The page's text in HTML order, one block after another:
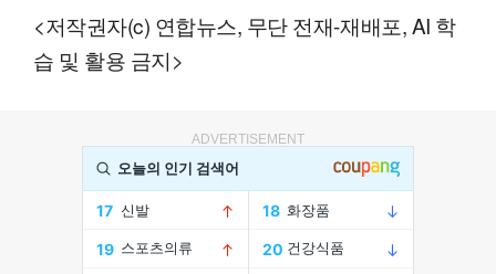
<저작권자(c) 연합뉴스, 무단 전재-재배포, AI 학
습 및 활용 금지>
ADVERTISEMENT